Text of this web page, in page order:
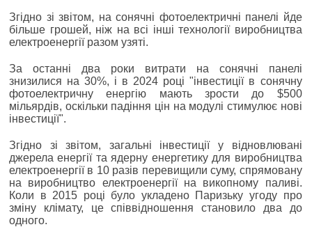
Згідно зі звітом, на сонячні фотоелектричні панелі йде
більше грошей, ніж на всі інші технології виробництва
електроенергії разом узяті.
За останні два роки витрати на сонячні панелі
знизилися на 30%, і в 2024 році "інвестиції в сонячну
фотоелектричну енергію мають зрости до $500
мільярдів, оскільки падіння цін на модулі стимулює нові
інвестиції".
Згідно зі звітом, загальні інвестиції у відновлювані
джерела енергії та ядерну енергетику для виробництва
електроенергії в 10 разів перевищили суму, спрямовану
на виробництво електроенергії на викопному паливі.
Коли в 2015 році було укладено Паризьку угоду про
зміну клімату, це співвідношення становило два до
одного.